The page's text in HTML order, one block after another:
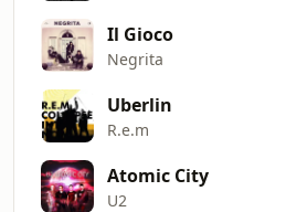
Il Gioco
Negrita
Uberlin
R.e.m
Atomic City
U2